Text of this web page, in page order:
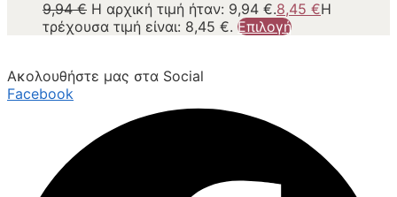
9,94€ Η αρχική τιμή ήταν: 9,94 €.8,45 €Η
τρέχουσα τιμή είναι: 8,45 €. Επιλογή
Ακολουθήστε μας στα Social
Facebook